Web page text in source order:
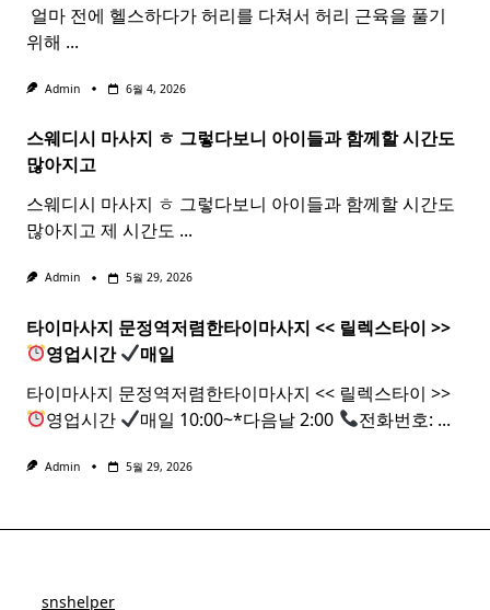
​ 얼마 전에 헬스하다가 허리를 다쳐서 허리 근육을 풀기
위해 ...
Admin 6월 4, 2026
스웨디시 마사지 ㅎ 그렇다보니 아이들과 함께할 시간도
많아지고
스웨디시 마사지 ㅎ 그렇다보니 아이들과 함께할 시간도
많아지고 제 시간도 ...
Admin 5월 29, 2026
타이마사지 문정역저렴한타이마사지 << 릴렉스타이 >>
영업시간
매일
타이마사지 문정역저렴한타이마사지 << 릴렉스타이 >>
영업시간
매일 10:00~*다음날 2:00 전화번호: ...
Admin 5월 29, 2026
snshelper